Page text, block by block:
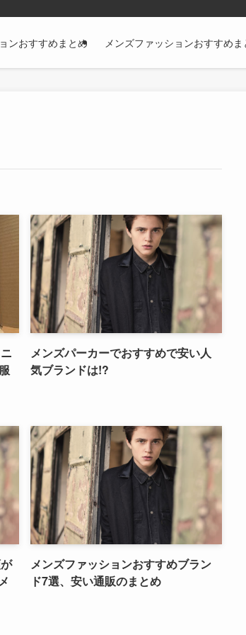
ンおすすめまとめ メンズファッションおすすめま
メンズパーカーでおすすめで安い人
気ブランドは!?
メンズファッションおすすめブラン
ド7選、安い通販のまとめ